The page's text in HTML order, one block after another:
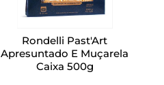
Rondelli Past'Art
Apresuntado E Muçarela
Caixa 500g